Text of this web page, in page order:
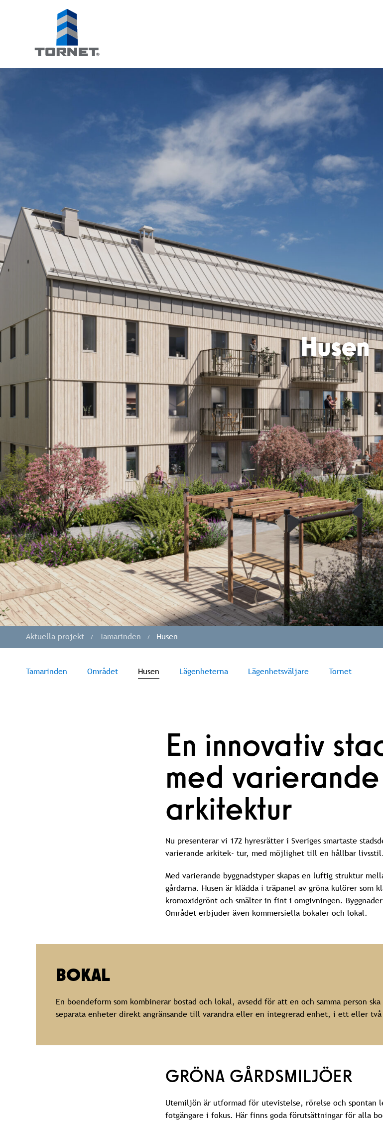
Bostadsproduktion
AB
|
Tornet
Husen
Aktuella projekt Tamarinden Husen
Tamarinden Området Husen Lägenheterna Lägenhetsväljare Tornet
En innovativ
med varierande
arkitektur
Nu presenterar vi 172 hyresrätter i Sveriges smartaste
varierande arkitek- tur, med möjlighet till en hållbar livsstil.
Med varierande byggnadstyper skapas en luftig struktur
gårdarna. Husen är klädda i träpanel av gröna kulörer som
kromoxidgrönt och smälter in fint i omgivningen.
Området erbjuder även kommersiella bokaler och lokal.
BOKAL
En boendeform som kombinerar bostad och lokal, avsedd för att en och samma person
separata enheter direkt angränsande till varandra eller en integrerad enhet, i ett eller två
GRÖNA GÅRDSMILJÖER
Utemiljön är utformad för utevistelse, rörelse och spontan
fotgängare i fokus. Här finns goda förutsättningar för alla